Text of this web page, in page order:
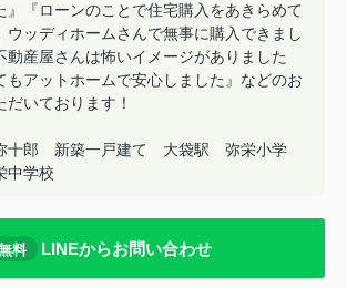
』『ローンのことで住宅購入をあきらめて
ウッディホームさんで無事に購入できまし
動産屋さんは怖いイメージがありました
もアットホームで安心しました』などのお
だいております！
十郎 新築一戸建て 大袋駅 弥栄小学
学校
料 LINEからお問い合わせ